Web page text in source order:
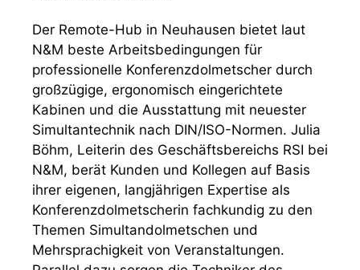
Der Remote-Hub in Neuhausen bietet laut
N&M beste Arbeitsbedingungen für
professionelle Konferenzdolmetscher durch
großzügige, ergonomisch eingerichtete
Kabinen und die Ausstattung mit neuester
Simultantechnik nach DIN/ISO-Normen. Julia
Böhm, Leiterin des Geschäftsbereichs RSI bei
N&M, berät Kunden und Kollegen auf Basis
ihrer eigenen, langjährigen Expertise als
Konferenzdolmetscherin fachkundig zu den
Themen Simultandolmetschen und
Mehrsprachigkeit von Veranstaltungen.